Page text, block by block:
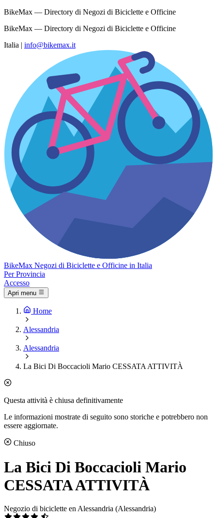
BikeMax — Directory di Negozi di Biciclette e Officine
BikeMax — Directory di Negozi di Biciclette e Officine
Italia | info@bikemax.it
BikeMax Negozi di Biciclette e Officine in Italia
Per Provincia
Accesso
Apri menu
Home
Alessandria
Alessandria
La Bici Di Boccacioli Mario CESSATA ATTIVITÀ
Questa attività è chiusa definitivamente
Le informazioni mostrate di seguito sono storiche e potrebbero non
essere aggiornate.
Chiuso
La Bici Di Boccacioli Mario
CESSATA ATTIVITÀ
Negozio di biciclette en Alessandria (Alessandria)